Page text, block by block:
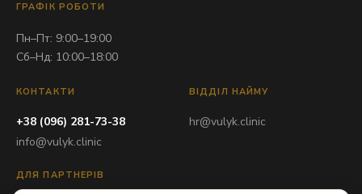
ГРАФІК РОБОТИ
Пн–Пт: 9:00–19:00
Сб–Нд: 10:00–18:00
КОНТАКТИ
+38 (096) 281-73-38
info@vulyk.clinic
ВІДДІЛ НАЙМУ
hr@vulyk.clinic
ДЛЯ ПАРТНЕРІВ